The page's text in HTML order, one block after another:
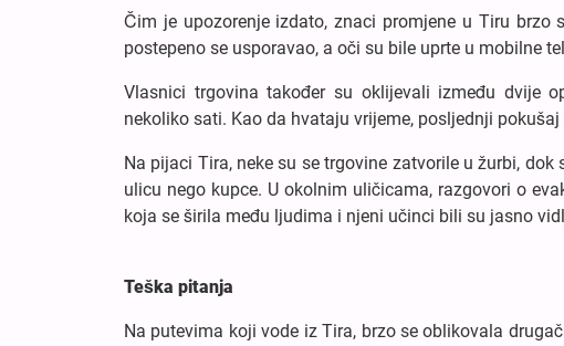
Čim je upozorenje izdato, znaci promjene u Tiru
postepeno se usporavao, a oči su bile uprte u mobilne
Vlasnici trgovina također su oklijevali između dvije
nekoliko sati. Kao da hvataju vrijeme, posljednji
Na pijaci Tira, neke su se trgovine zatvorile u žurbi,
ulicu nego kupce. U okolnim uličicama, razgovori o
koja se širila među ljudima i njeni učinci bili su jasno
Teška pitanja
Na putevima koji vode iz Tira, brzo se oblikovala